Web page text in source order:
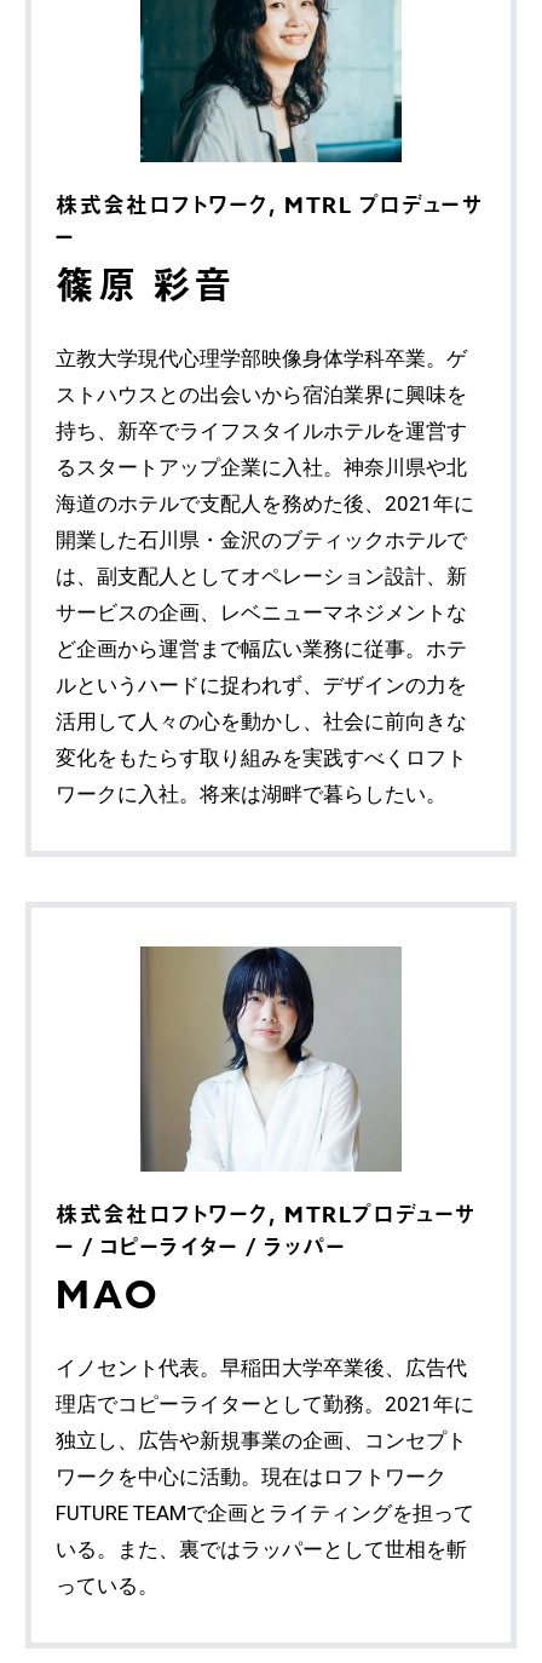
株式会社ロフトワーク, MTRL プロデューサ
ー
篠原 彩音
立教大学現代心理学部映像身体学科卒業。ゲ
ストハウスとの出会いから宿泊業界に興味を
持ち、新卒でライフスタイルホテルを運営す
るスタートアップ企業に入社。神奈川県や北
海道のホテルで支配人を務めた後、2021年に
開業した石川県・金沢のブティックホテルで
は、副支配人としてオペレーション設計、新
サービスの企画、レベニューマネジメントな
ど企画から運営まで幅広い業務に従事。ホテ
ルというハードに捉われず、デザインの力を
活用して人々の心を動かし、社会に前向きな
変化をもたらす取り組みを実践すべくロフト
ワークに入社。将来は湖畔で暮らしたい。
株式会社ロフトワーク, MTRLプロデューサ
ー / コピーライター / ラッパー
MAO
イノセント代表。早稲田大学卒業後、広告代
理店でコピーライターとして勤務。2021年に
独立し、広告や新規事業の企画、コンセプト
ワークを中心に活動。現在はロフトワーク
FUTURE TEAMで企画とライティングを担って
いる。また、裏ではラッパーとして世相を斬
っている。